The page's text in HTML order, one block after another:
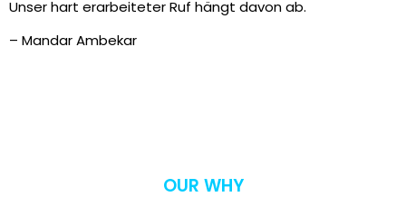
Unser hart erarbeiteter Ruf hängt davon ab.
– Mandar Ambekar
OUR WHY